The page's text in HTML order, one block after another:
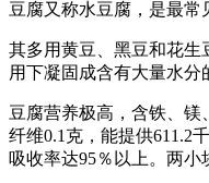
豆腐又称水豆腐，是最
其多用黄豆、黑豆和花生
用下凝固成含有大量水分
豆腐营养极高，含铁、镁
纤维0.1克，能提供611.2
吸收率达95％以上。两